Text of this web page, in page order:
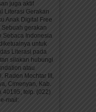
juga aktif
Literasi Gerakan
Anak Digital Free
gerakan
Sebaca Indonesia
untuk
Literasi pada
silakan hubungi
atau
Raden Mochtar III,
Cimenyan, Kab.
40195, telp. (022)
mail: